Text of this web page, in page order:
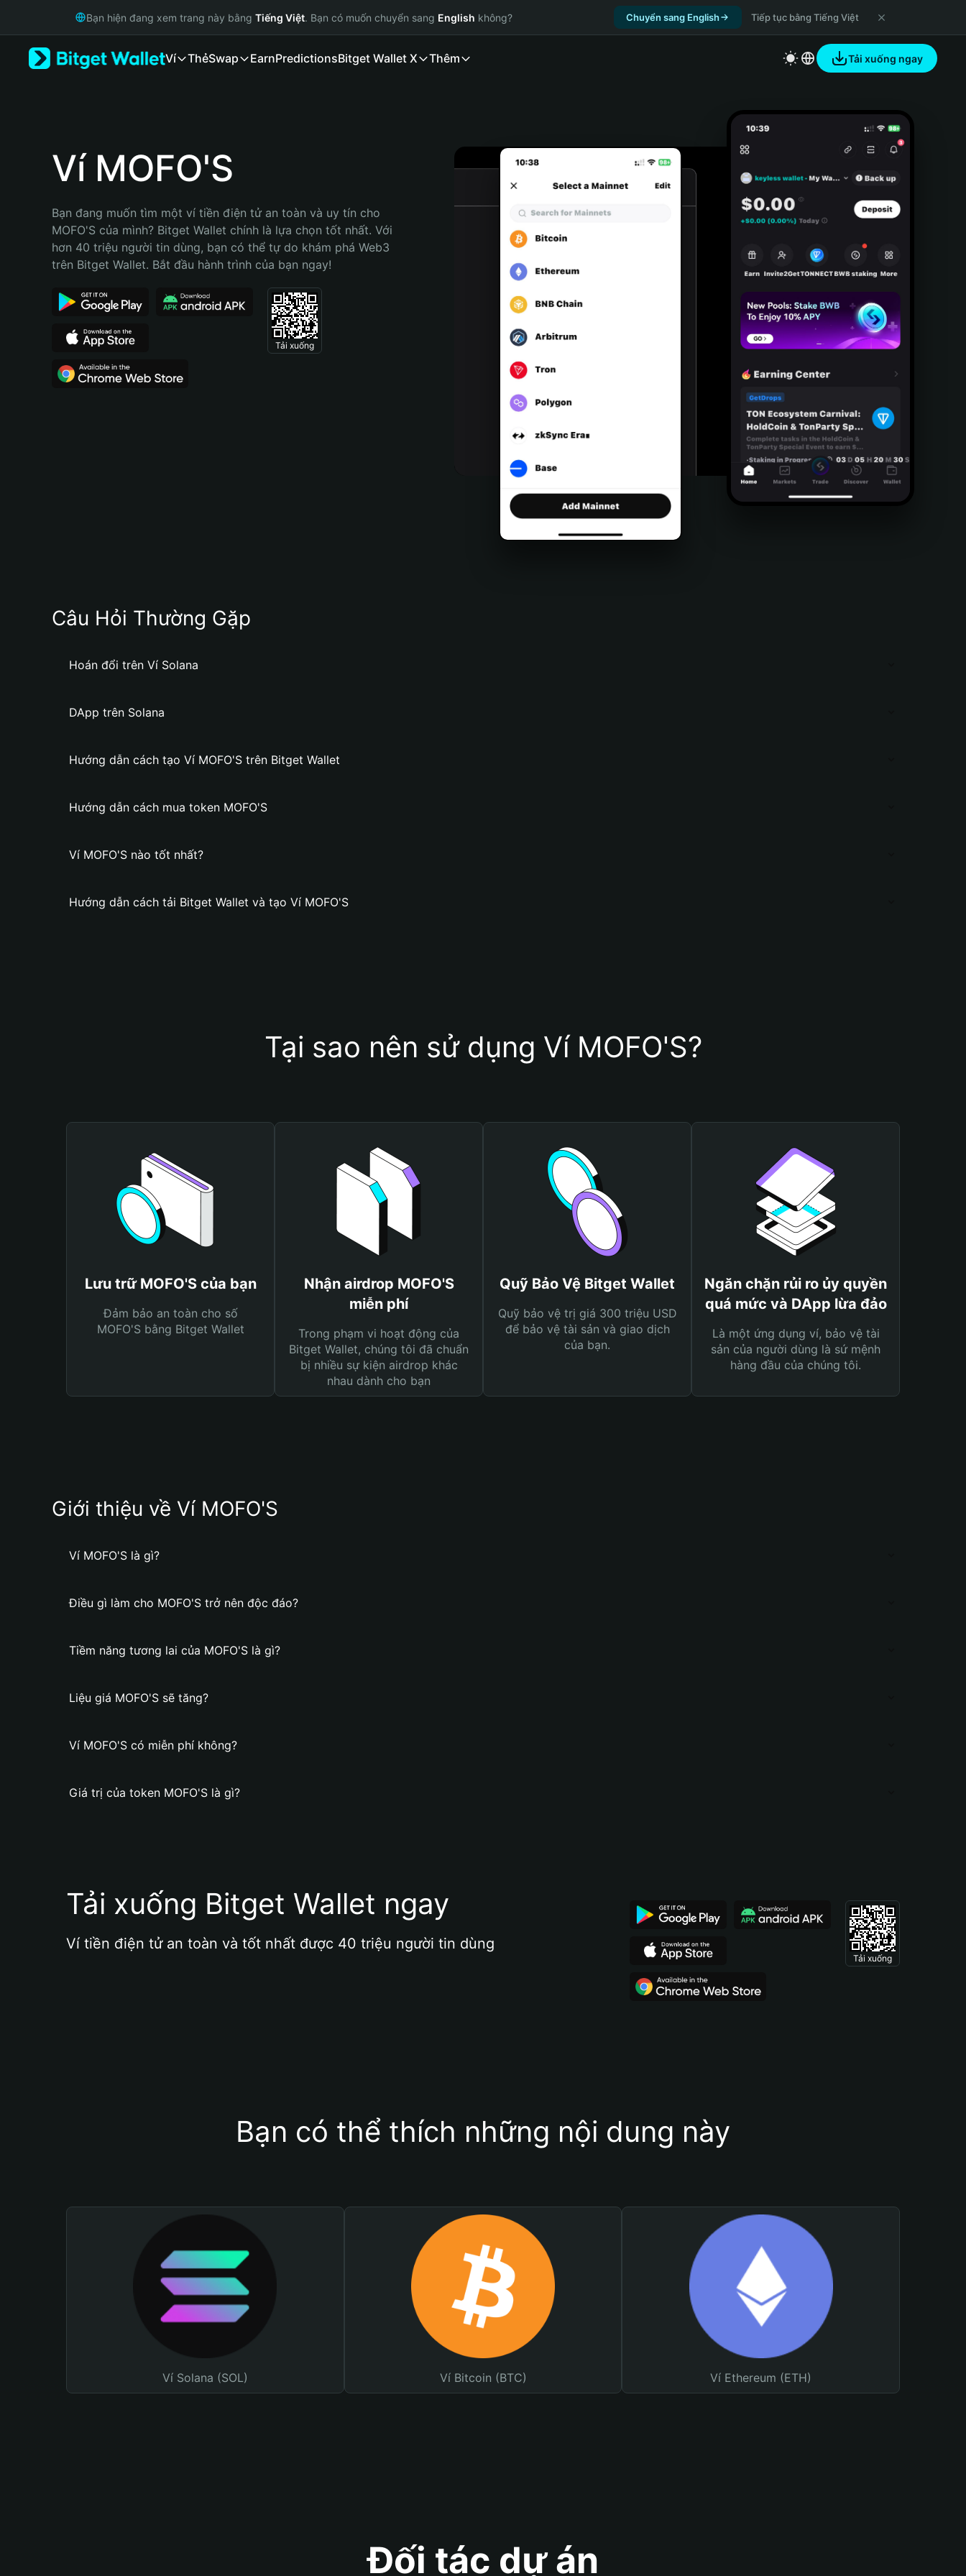
Русский
Bahasa Indonesia
Português (Brasil)
Bạn hiện đang xem trang này bằng Tiếng Việt. Bạn có muốn chuyển sang English không? Chuyển sang English Tiếp tục bằng Tiếng Việt
Ví ThẻSwap EarnPredictionsBitget Wallet X Thêm Tải xuống ngay
Ví MOFO'S
Bạn đang muốn tìm một ví tiền điện tử an toàn và uy tín cho
MOFO'S của mình? Bitget Wallet chính là lựa chọn tốt nhất. Với
hơn 40 triệu người tin dùng, bạn có thể tự do khám phá Web3
trên Bitget Wallet. Bắt đầu hành trình của bạn ngay!
Tải xuống
Câu Hỏi Thường Gặp
Hoán đổi trên Ví Solana
DApp trên Solana
Hướng dẫn cách tạo Ví MOFO'S trên Bitget Wallet
Hướng dẫn cách mua token MOFO'S
Ví MOFO'S nào tốt nhất?
Hướng dẫn cách tải Bitget Wallet và tạo Ví MOFO'S
Tại sao nên sử dụng Ví MOFO'S?
Lưu trữ MOFO'S của bạn
Đảm bảo an toàn cho số
MOFO'S bằng Bitget Wallet
Nhận airdrop MOFO'S
miễn phí
Trong phạm vi hoạt động của
Bitget Wallet, chúng tôi đã chuẩn
bị nhiều sự kiện airdrop khác
nhau dành cho bạn
Quỹ Bảo Vệ Bitget Wallet
Quỹ bảo vệ trị giá 300 triệu USD
để bảo vệ tài sản và giao dịch
của bạn.
Ngăn chặn rủi ro ủy quyền
quá mức và DApp lừa đảo
Là một ứng dụng ví, bảo vệ tài
sản của người dùng là sứ mệnh
hàng đầu của chúng tôi.
Giới thiệu về Ví MOFO'S
Ví MOFO'S là gì?
Điều gì làm cho MOFO'S trở nên độc đáo?
Tiềm năng tương lai của MOFO'S là gì?
Liệu giá MOFO'S sẽ tăng?
Ví MOFO'S có miễn phí không?
Giá trị của token MOFO'S là gì?
Tải xuống Bitget Wallet ngay
Ví tiền điện tử an toàn và tốt nhất được 40 triệu người tin dùng
Tải xuống
Bạn có thể thích những nội dung này
Ví Solana (SOL) Ví Bitcoin (BTC) Ví Ethereum (ETH)
Đối tác dự án